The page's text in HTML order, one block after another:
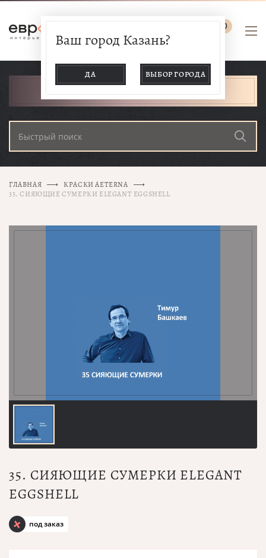
0
Ваш город Казань?
ДА ВЫБОР ГОРОДА
ГЛАВНАЯ
КРАСКИ AETERNA
35. СИЯЮЩИЕ СУМЕРКИ ELEGANT EGGSHELL
35. СИЯЮЩИЕ СУМЕРКИ ELEGANT
EGGSHELL
под заказ